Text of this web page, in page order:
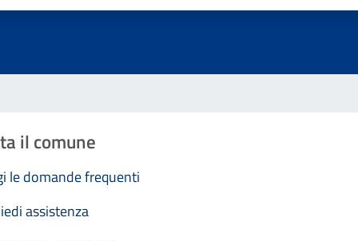
il comune
le domande frequenti
assistenza